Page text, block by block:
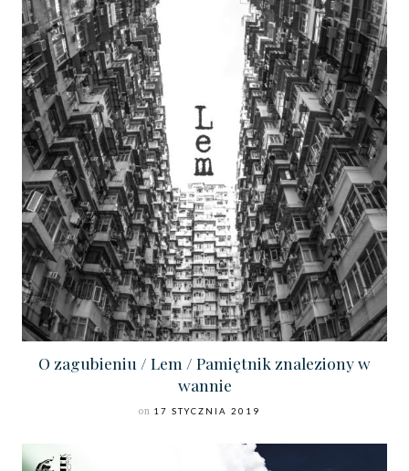
O zagubieniu / Lem / Pamiętnik znaleziony w
wannie
on 17 STYCZNIA 2019